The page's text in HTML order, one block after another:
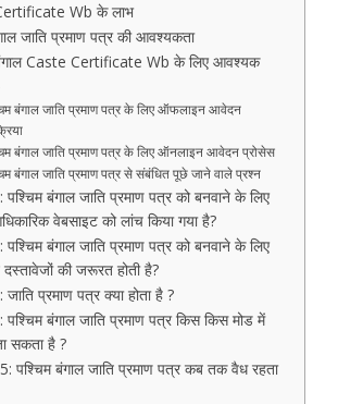
Wb के लाभ
जाति प्रमाण पत्र की आवश्यकता
Caste Certificate Wb के लिए आवश्यक
बंगाल जाति प्रमाण पत्र के लिए ऑफलाइन आवेदन
बंगाल जाति प्रमाण पत्र के लिए ऑनलाइन आवेदन प्रोसेस
बंगाल जाति प्रमाण पत्र से संबंधित पूछे जाने वाले प्रश्न
बंगाल जाति प्रमाण पत्र को बनवाने के लिए
वेबसाइट को लांच किया गया है?
बंगाल जाति प्रमाण पत्र को बनवाने के लिए
की जरूरत होती है?
प्रमाण पत्र क्या होता है ?
पश्चिम बंगाल जाति प्रमाण पत्र किस किस मोड में
सकता है ?
पश्चिम बंगाल जाति प्रमाण पत्र कब तक वैध रहता